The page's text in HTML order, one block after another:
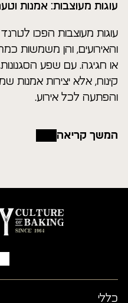
עוגות מעוצבות: אמנות
עוגות מעוצבות הפכו לטרנד
והאירועים, והן משמשות
או חגיגה. עם שפע
קינוח, אלא יצירות אמנות
והפתעה לכל אירוע.
המשך קריאה
כללי